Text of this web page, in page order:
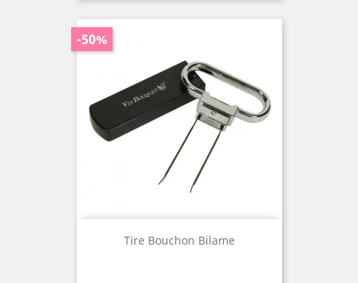
Tire Bouchon Bilame
-50%